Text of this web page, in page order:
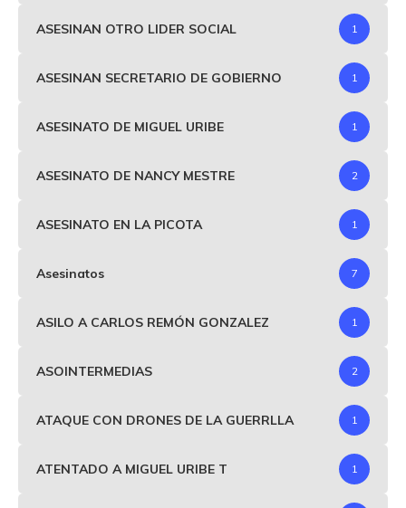
ASESINAN OTRO LIDER SOCIAL 1
ASESINAN SECRETARIO DE GOBIERNO 1
ASESINATO DE MIGUEL URIBE 1
ASESINATO DE NANCY MESTRE 2
ASESINATO EN LA PICOTA 1
Asesinatos 7
ASILO A CARLOS REMÓN GONZALEZ 1
ASOINTERMEDIAS 2
ATAQUE CON DRONES DE LA GUERRLLA 1
ATENTADO A MIGUEL URIBE T 1